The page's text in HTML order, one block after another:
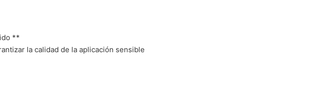
**
la calidad de la aplicación sensible